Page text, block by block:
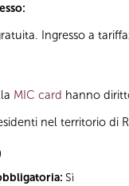
Ingresso a
MIC card hanno
nel territorio di
Sì